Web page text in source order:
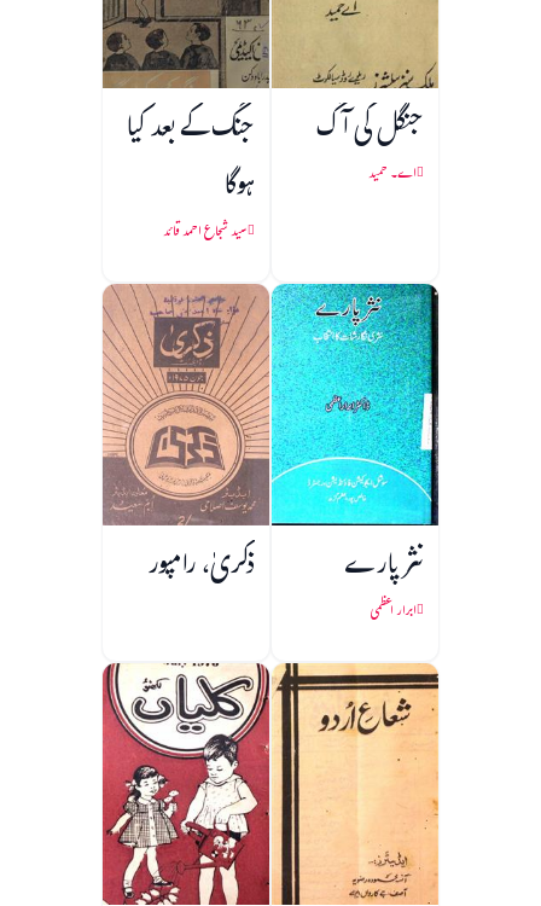
جنگل کی آگ
اے۔ حمید
جنگ کے بعد کیا
ہوگا
سید شجاع احمد قائد
نثر پارے
ابرار اعظمی
ذکریٰ، رامپور